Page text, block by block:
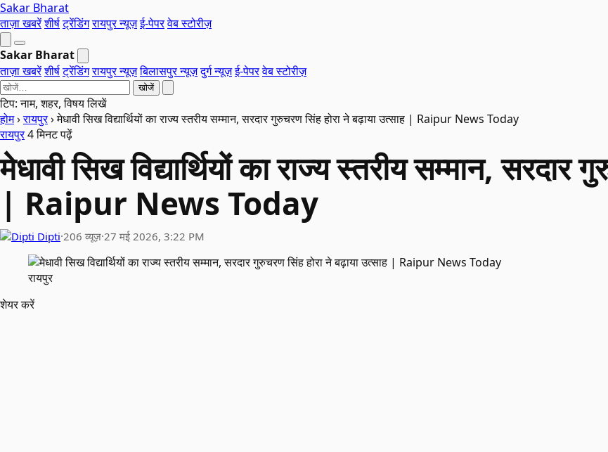
Sakar Bharat
ताज़ा खबरेंशीर्षट्रेंडिंगरायपुर न्यूज़ई-पेपरवेब स्टोरीज़
Sakar Bharat
ताज़ा खबरेंशीर्षट्रेंडिंगरायपुर न्यूज़बिलासपुर न्यूज़दुर्ग न्यूज़ई-पेपरवेब स्टोरीज़
खोजें
टिप: नाम, शहर, विषय लिखें
होम›रायपुर›मेधावी सिख विद्यार्थियों का राज्य स्तरीय सम्मान, सरदार गुरुचरण सिंह होरा ने बढ़ाया उत्साह | Raipur News Today
रायपुर4 मिनट पढ़ें
मेधावी सिख विद्यार्थियों का राज्य स्तरीय सम्मान, सरदार
| Raipur News Today
Dipti·206 व्यूज़·27 मई 2026, 3:22 PM
रायपुर
शेयर करें